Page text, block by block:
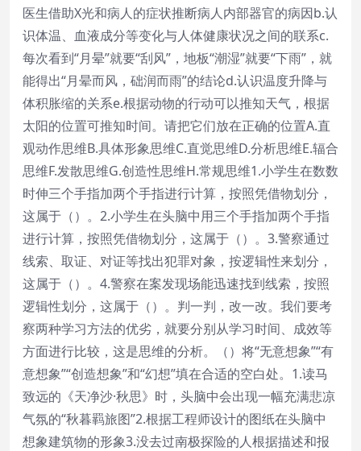
医生借助X光和病人的症状推断病人内部器官的病因b.认
识体温、血液成分等变化与人体健康状况之间的联系c.
每次看到“月晕”就要“刮风”，地板“潮湿”就要“下雨”，就
能得出“月晕而风，础润而雨”的结论d.认识温度升降与
体积胀缩的关系e.根据动物的行动可以推知天气，根据
太阳的位置可推知时间。请把它们放在正确的位置A.直
观动作思维B.具体形象思维C.直觉思维D.分析思维E.辐合
思维F.发散思维G.创造性思维H.常规思维1.小学生在数数
时伸三个手指加两个手指进行计算，按照凭借物划分，
这属于（）。2.小学生在头脑中用三个手指加两个手指
进行计算，按照凭借物划分，这属于（）。3.警察通过
线索、取证、对证等找出犯罪对象，按逻辑性来划分，
这属于（）。4.警察在案发现场能迅速找到线索，按照
逻辑性划分，这属于（）。判一判，改一改。我们要考
察两种学习方法的优劣，就要分别从学习时间、成效等
方面进行比较，这是思维的分析。（）将“无意想象”“有
意想象”“创造想象”和“幻想”填在合适的空白处。1.读马
致远的《天净沙·秋思》时，头脑中会出现一幅充满悲凉
气氛的“秋暮羁旅图”2.根据工程师设计的图纸在头脑中
想象建筑物的形象3.没去过南极探险的人根据描述和报